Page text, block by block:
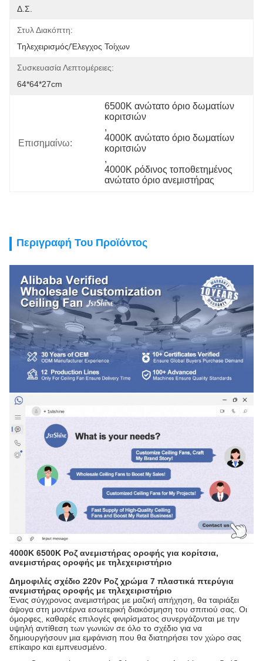
Δ.Σ.
Στυλ Διακόπτη:
Τηλεχειρισμός/έλεγχος Τοίχων
Συσκευασία Λεπτομέρειες:
64*64*27cm
Επισημαίνω:
6500K ανώτατο όριο δωματίων
κοριτσιών
,
4000K ανώτατο όριο δωματίων
κοριτσιών
,
4000K ρόδινος τοποθετημένος
ανώτατο όριο ανεμιστήρας
Περιγραφή Του Προϊόντος
4000K 6500K Ροζ ανεμιστήρας οροφής για κορίτσια,
ανεμιστήρας οροφής με τηλεχειριστήριο
Δημοφιλές σχέδιο 220v Ροζ χρώμα 7 πλαστικά πτερύγια
ανεμιστήρας οροφής με τηλεχειριστήριο
Ένας σύγχρονος ανεμιστήρας με μαζική απήχηση, θα ταιριάξει
άψογα στη μοντέρνα εσωτερική διακόσμηση του σπιτιού σας. Οι
όμορφες, καθαρές επιλογές φινιρίσματος συνεργάζονται με την
υψηλή αντίθεση των γωνιών σε όλο το σχέδιο για να
δημιουργήσουν μια εμφάνιση που θα διατηρήσει τον χώρο σας
επίκαιρο και εμπνευσμένο.